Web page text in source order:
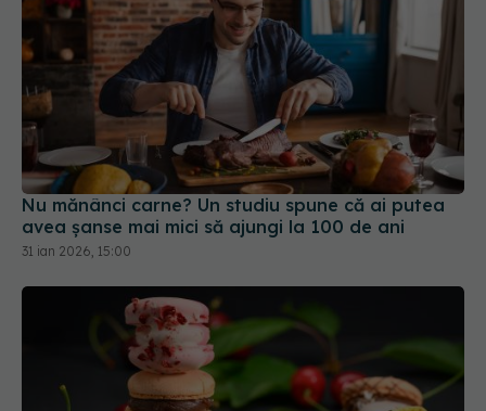
Nu mănânci carne? Un studiu spune că ai putea
avea șanse mai mici să ajungi la 100 de ani
31 ian 2026, 15:00